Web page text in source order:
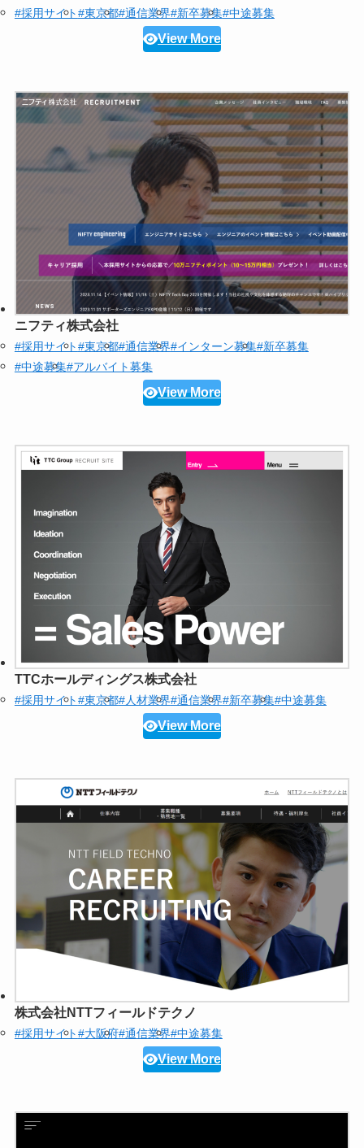
#採用サイト#東京都#通信業界#新卒募集#中途募集
View More
ニフティ株式会社
#採用サイト#東京都#通信業界#インターン募集#新卒募集
#中途募集#アルバイト募集
View More
TTCホールディングス株式会社
#採用サイト#東京都#人材業界#通信業界#新卒募集#中途募集
View More
株式会社NTTフィールドテクノ
#採用サイト#大阪府#通信業界#中途募集
View More